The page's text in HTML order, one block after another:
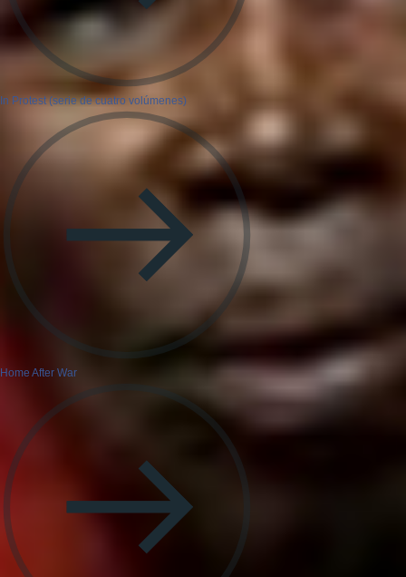
In Protest (serie de cuatro volúmenes)
Home After War